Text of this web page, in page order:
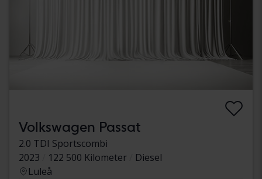
Volkswagen Passat
2.0 TDI Sportscombi
2023
122 500 Kilometer
Diesel
Luleå